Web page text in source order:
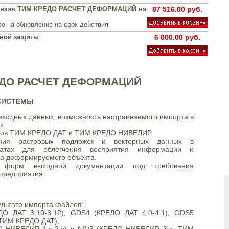
ТИМ КРЕДО РАСЧЕТ ДЕФОРМАЦИЙ на
на обновление на срок действия
87 516.00 руб.
защиты 6 000.00 руб.
РАСЧЕТ ДЕФОРМАЦИЙ
данных, возможность настраиваемого импорта в
ТИМ КРЕДО ДАТ и ТИМ КРЕДО НИВЕЛИР.
растровых подложек и векторных данных в
для облегчения восприятия информации и
деформируемого объекта.
форм выходной документации под требования
импорта файлов:
ДАТ 3.10-3.12), GDS4 (КРЕДО ДАТ 4.0-4.1), GDS5
КРЕДО ДАТ);